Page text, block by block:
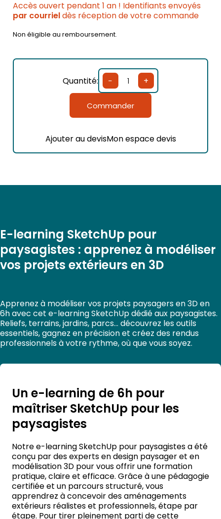
Accès ouvert pendant 1 an ! Identifiants envoyés
par courrieldès réception de votre commande
Non éligible au remboursement.
Quantité: quantité
de
E-
− +
Commander
Mon espace devis
Ajouter au devis
E-learning SketchUp pour
paysagistes : apprenez à modéliser
vos projets extérieurs en 3D
Apprenez à modéliser vos projets paysagers en 3D en
6h avec cet e-learning SketchUp dédié aux paysagistes.
Reliefs, terrains, jardins, parcs… découvrez les outils
essentiels, gagnez en précision et créez des rendus
professionnels à votre rythme, où que vous soyez.
Un e-learning de 6h pour
maîtriser SketchUp pour les
paysagistes
Notre e-learning SketchUp pour paysagistes a été
conçu par des experts en design paysager et en
modélisation 3D pour vous offrir une formation
pratique, claire et efficace. Grâce à une pédagogie
certifiée et un parcours structuré, vous
apprendrez à concevoir des aménagements
extérieurs réalistes et professionnels, étape par
étape. Pour tirer pleinement parti de cette